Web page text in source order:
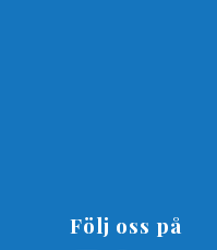
Följ oss på